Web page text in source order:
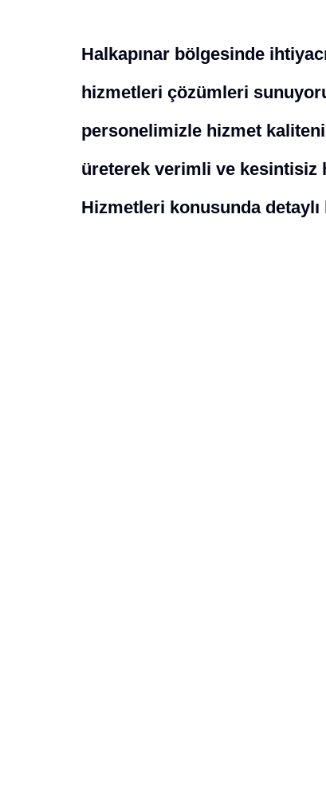
Halkapınar bölgesinde
hizmetleri çözümleri
personelimizle hizmet
üreterek verimli ve kesintisiz
Hizmetleri konusunda